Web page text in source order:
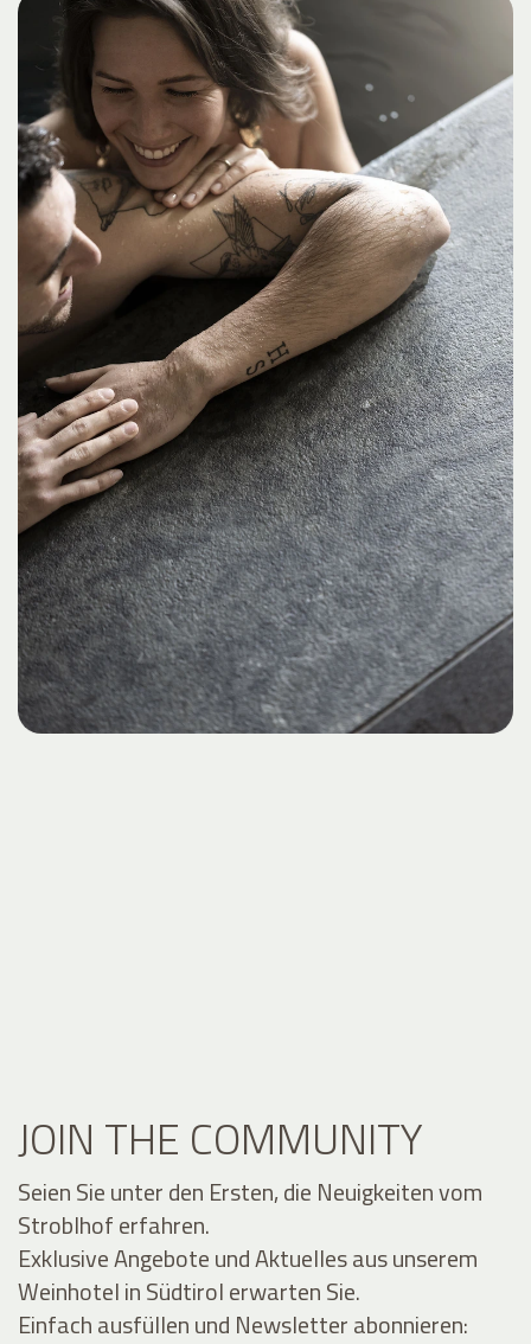
JOIN THE COMMUNITY
Seien Sie unter den Ersten, die Neuigkeiten vom
Stroblhof erfahren.
Exklusive Angebote und Aktuelles aus unserem
Weinhotel in Südtirol erwarten Sie.
Einfach ausfüllen und Newsletter abonnieren: